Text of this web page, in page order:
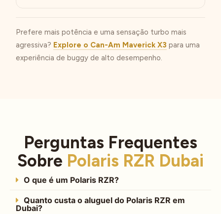
Prefere mais potência e uma sensação turbo mais
agressiva? Explore o Can-Am Maverick X3 para uma
experiência de buggy de alto desempenho.
Perguntas Frequentes
Sobre Polaris RZR Dubai
O que é um Polaris RZR?
Quanto custa o aluguel do Polaris RZR em
Dubai?